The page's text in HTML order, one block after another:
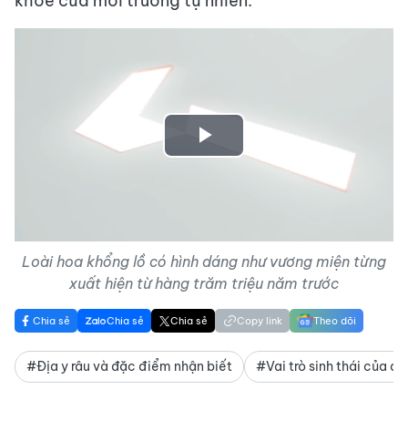
Play
Loài hoa khổng lồ có hình dáng như vương miện từng
xuất hiện từ hàng trăm triệu năm trước
Chia sẻ Chia sẻ Chia sẻ Copy link Theo dõi
#Địa y râu và đặc điểm nhận biết #Vai trò sinh thái của